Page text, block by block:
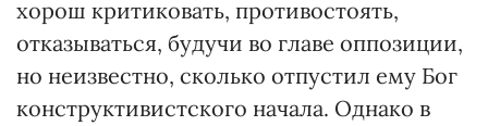
хорош критиковать, противостоять,
отказываться, будучи во главе оппозиции,
но неизвестно, сколько отпустил ему Бог
конструктивистского начала. Однако в